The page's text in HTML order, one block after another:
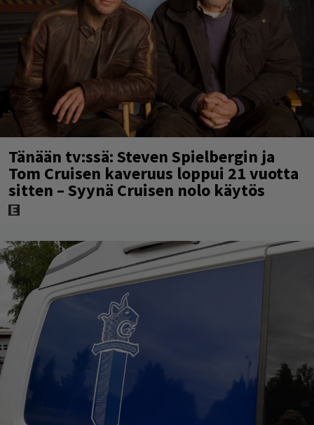
Tänään tv:ssä: Steven Spielbergin ja
Tom Cruisen kaveruus loppui 21 vuotta
sitten – Syynä Cruisen nolo käytös